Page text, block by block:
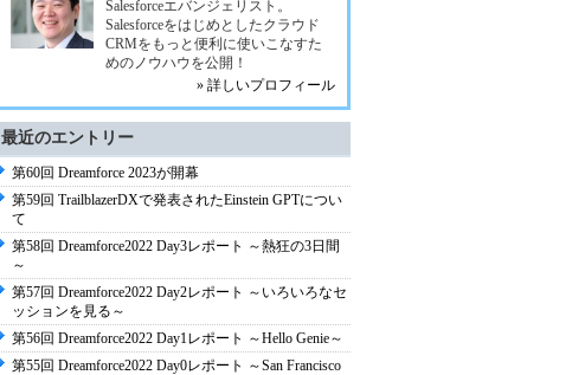
Salesforceエバンジェリスト。
Salesforceをはじめとしたクラウド
CRMをもっと便利に使いこなすた
めのノウハウを公開！
» 詳しいプロフィール
最近のエントリー
第60回 Dreamforce 2023が開幕
第59回 TrailblazerDXで発表されたEinstein GPTについ
て
第58回 Dreamforce2022 Day3レポート ～熱狂の3日間
～
第57回 Dreamforce2022 Day2レポート ～いろいろなセ
ッションを見る～
第56回 Dreamforce2022 Day1レポート ～Hello Genie～
第55回 Dreamforce2022 Day0レポート ～San Francisco